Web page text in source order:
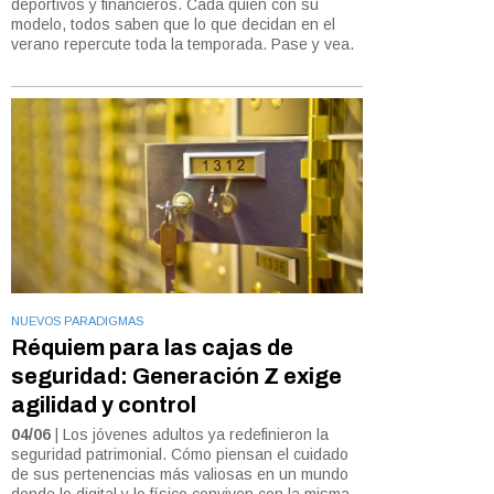
deportivos y financieros. Cada quien con su
modelo, todos saben que lo que decidan en el
verano repercute toda la temporada. Pase y vea.
NUEVOS PARADIGMAS
Réquiem para las cajas de
seguridad: Generación Z exige
agilidad y control
04/06 | Los jóvenes adultos ya redefinieron la
seguridad patrimonial. Cómo piensan el cuidado
de sus pertenencias más valiosas en un mundo